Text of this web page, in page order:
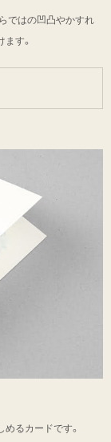
ではの凹凸やかすれ
す。
るカードです。